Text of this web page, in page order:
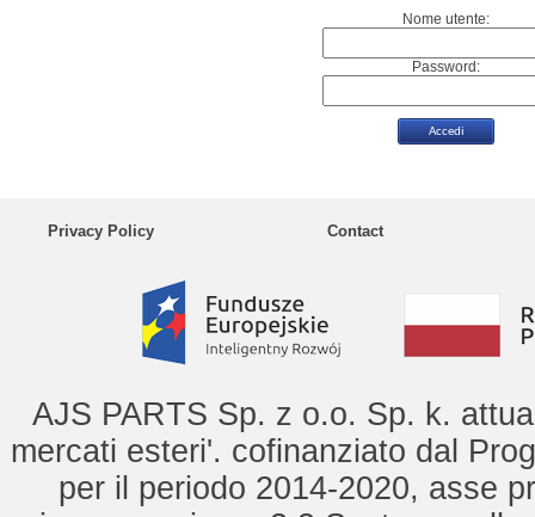
Nome utente:
Password:
Privacy Policy Contact
AJS PARTS Sp. z o.o. Sp. k.
mercati esteri'. cofinanziato dal
per il periodo 2014-2020, asse